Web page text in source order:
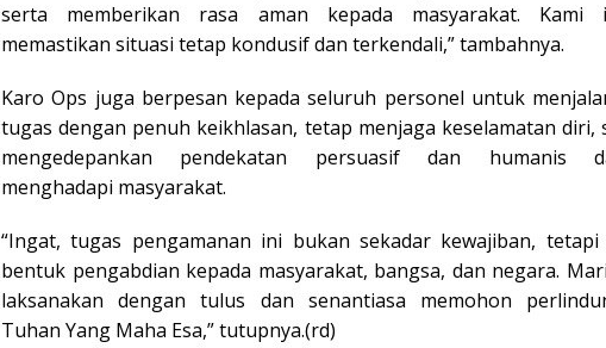
serta memberikan rasa aman kepada masyarakat. Kami
memastikan situasi tetap kondusif dan terkendali,” tambahnya.
Karo Ops juga berpesan kepada seluruh personel untuk
tugas dengan penuh keikhlasan, tetap menjaga keselamatan diri,
mengedepankan pendekatan persuasif dan humanis
menghadapi masyarakat.
“Ingat, tugas pengamanan ini bukan sekadar kewajiban, tetapi
bentuk pengabdian kepada masyarakat, bangsa, dan negara.
laksanakan dengan tulus dan senantiasa memohon
Tuhan Yang Maha Esa,” tutupnya.(rd)